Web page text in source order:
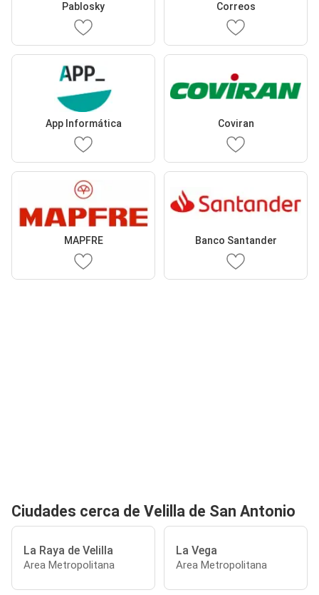
Pablosky Correos
App Informática Coviran
MAPFRE Banco Santander
Ciudades cerca de Velilla de San Antonio
La Raya de Velilla
Area Metropolitana
La Vega
Area Metropolitana